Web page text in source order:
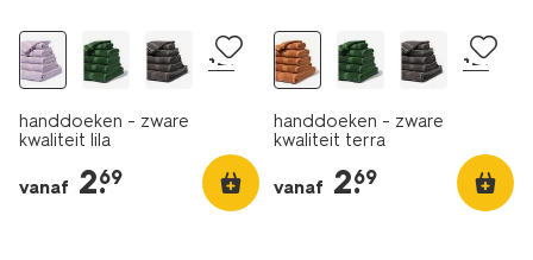
+21
handdoeken - zware
kwaliteit lila
vanaf 2.
69
+21
handdoeken - zware
kwaliteit terra
vanaf 2.
69